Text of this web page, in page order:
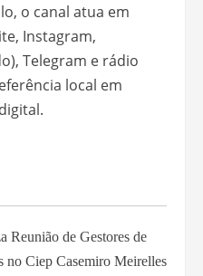
o canal atua em
Instagram,
Telegram e rádio
local em
Reunião de Gestores de
no Ciep Casemiro Meirelles